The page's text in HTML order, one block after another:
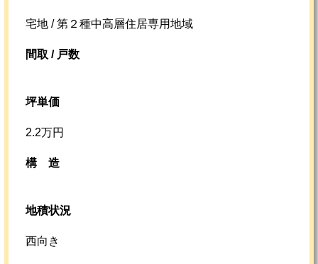
宅地 / 第２種中高層住居専用地域
間取 / 戸数
坪単価
2.2万円
構造
地積状況
西向き